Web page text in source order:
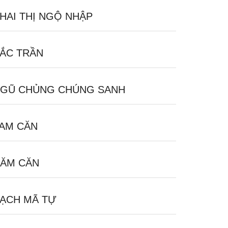
THỊ NGỘ NHẬP
TRẦN
CHỦNG CHÚNG SANH
CĂN
CĂN
MÃ TỰ